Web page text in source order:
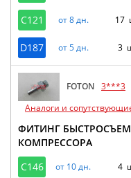
C121 от 8 дн. 17
D187 от 5 дн. 3
FOTON 3***3
Аналоги и
ФИТИНГ
КОМПРЕССОРА
C146
от 10 дн. 4